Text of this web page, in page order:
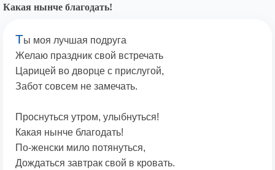
Какая нынче благодать!
Ты моя лучшая подруга
Желаю праздник свой встречать
Царицей во дворце с прислугой,
Забот совсем не замечать.
Проснуться утром, улыбнуться!
Какая нынче благодать!
По-женски мило потянуться,
Дождаться завтрак свой в кровать.